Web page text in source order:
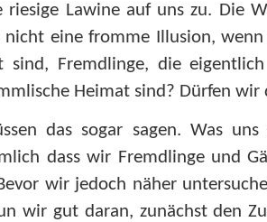
riesige Lawine auf uns zu. Die
eine fromme Illusion,
Fremdlinge, die
Heimat sind? Dürfen wir
das sogar sagen. Was
dass wir Fremdlinge und
wir jedoch näher
wir gut daran, zunächst den